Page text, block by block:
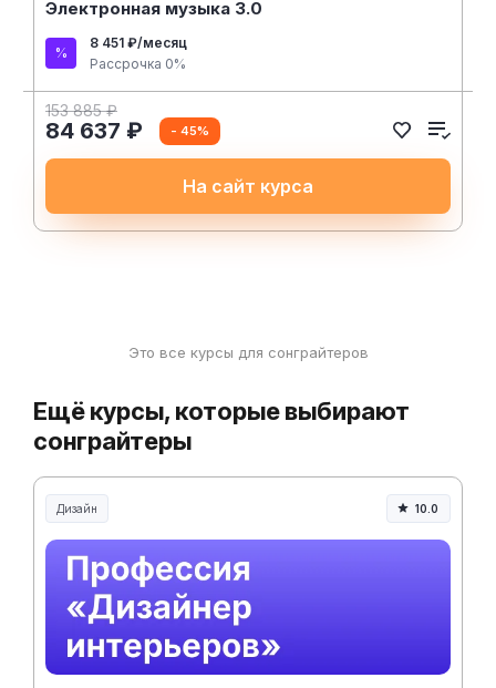
Электронная музыка 3.0
8 451 ₽/месяц
Рассрочка 0%
153 885 ₽
84 637 ₽ - 45%
На сайт курса
Это все курсы для сонграйтеров
Ещё курсы, которые выбирают
сонграйтеры
Дизайн 10.0